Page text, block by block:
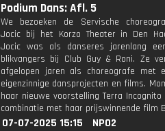
Podium Dans: Afl. 5
We bezoeken de Servische
Jocic bij het Korzo Theater in Den
Jocic was als danseres jarenlang
blikvangers bij Club Guy & Roni. Ze
afgelopen jaren als choreografe met
eigenzinnige dansprojecten en films.
haar nieuwe voorstelling Terra
combinatie met haar prijswinnende film
07-07-2025 15:15
NPO2